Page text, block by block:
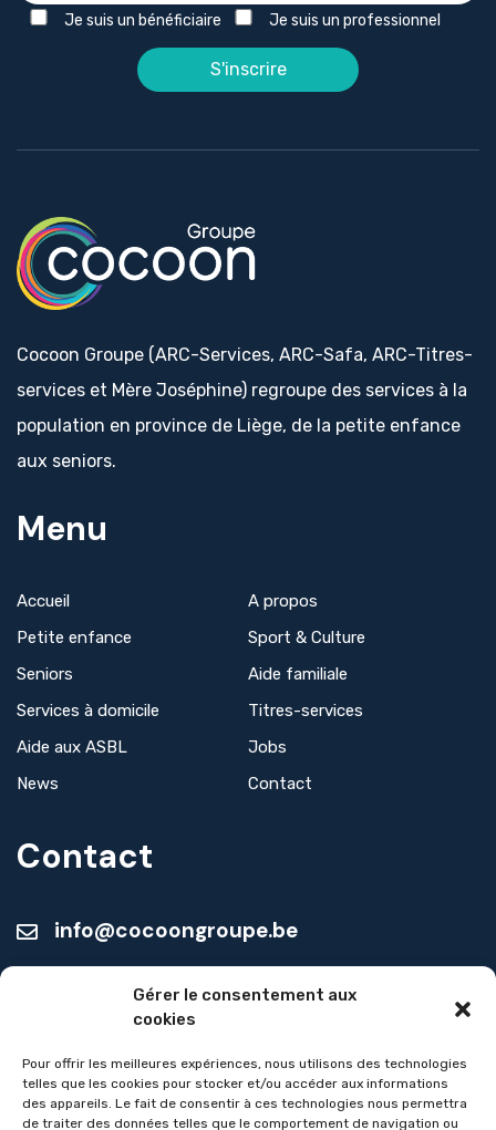
Gérer le consentement aux
cookies
Pour offrir les meilleures expériences, nous utilisons des technologies
telles que les cookies pour stocker et/ou accéder aux informations
des appareils. Le fait de consentir à ces technologies nous permettra
de traiter des données telles que le comportement de navigation ou
Je suis un bénéficiaire Je suis un professionnel
Cocoon Groupe (ARC-Services, ARC-Safa, ARC-Titres-
services et Mère Joséphine) regroupe des services à la
population en province de Liège, de la petite enfance
aux seniors.
Menu
Accueil
A propos
Petite enfance
Sport & Culture
Seniors
Aide familiale
Services à domicile
Titres-services
Aide aux ASBL
Jobs
News
Contact
Contact
info@cocoongroupe.be
+32 (0)4 387 41 35
Aide familiale :
+32 (0)4 387 43 29